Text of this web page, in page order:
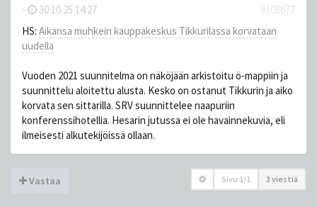
- 30.10.25 14:27
#108677
HS: Aikansa muhkein kauppakeskus Tikkurilassa korvataan
uudella
Vuoden 2021 suunnitelma on näköjään arkistoitu ö-mappiin ja
suunnittelu aloitettu alusta. Kesko on ostanut Tikkurin ja aiko
korvata sen sittarilla. SRV suunnittelee naapuriin
konferenssihotellia. Hesarin jutussa ei ole havainnekuvia, eli
ilmeisesti alkutekijöissä ollaan.
Vastaa Sivu 1 /1 3 viestiä